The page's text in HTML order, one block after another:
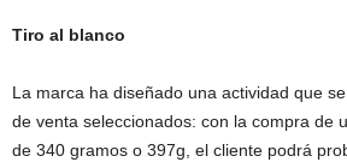
Tiro al blanco
La marca ha diseñado una actividad que
de venta seleccionados: con la compra de
de 340 gramos o 397g, el cliente podrá